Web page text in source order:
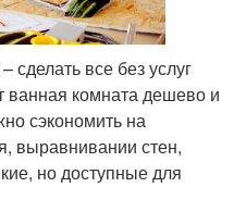
все без услуг
ванная комната дешево и
сэкономить на
выравнивании стен,
но доступные для